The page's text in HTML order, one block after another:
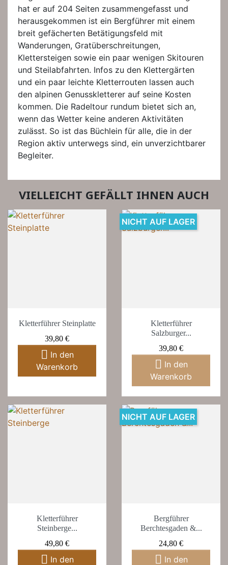
hat er auf 204 Seiten zusammengefasst und
herausgekommen ist ein Bergführer mit einem
breit gefächerten Betätigungsfeld mit
Wanderungen, Gratüberschreitungen,
Klettersteigen sowie ein paar wenigen Skitouren
und Steilabfahrten. Infos zu den Klettergärten
und ein paar leichte Kletterrouten lassen auch
den alpinen Genusskletterer auf seine Kosten
kommen. Die Radeltour rundum bietet sich an,
wenn das Wetter keine anderen Aktivitäten
zulässt. So ist das Büchlein für alle, die in der
Region aktiv unterwegs sind, ein unverzichtbarer
Begleiter.
VIELLEICHT GEFÄLLT IHNEN AUCH
Kletterführer Steinplatte
Preis
39,80 €

Warenkorb
Kletterführer
Salzburger...
Preis
39,80 €

Warenkorb
NICHT AUF LAGER
Kletterführer
Steinberge...
Preis
49,80 €

Bergführer
Berchtesgaden &...
Preis
24,80 €

NICHT AUF LAGER